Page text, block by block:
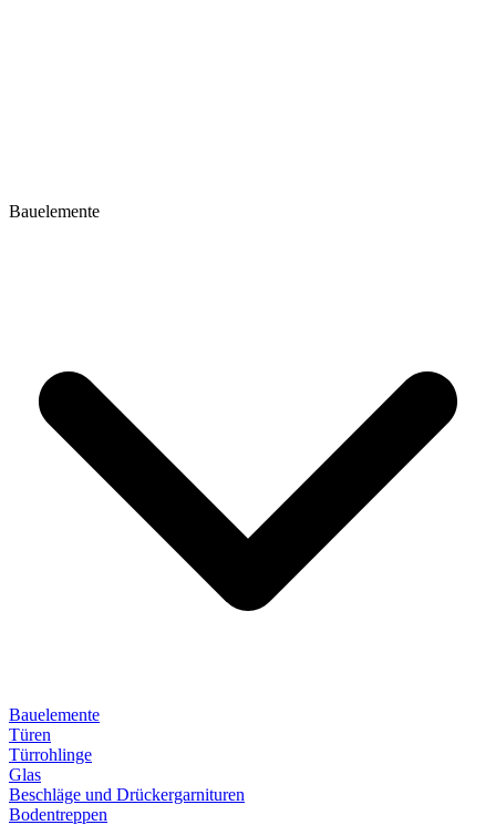
Bauelemente
Bauelemente
Türen
Türrohlinge
Glas
Beschläge und Drückergarnituren
Bodentreppen